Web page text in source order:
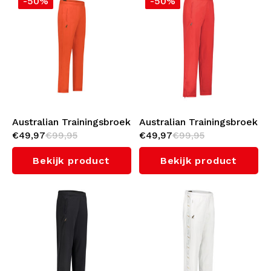
Australian Trainingsbroek
2.0 (Lava)
€49,97€99,95
Bekijk product
Australian Trainingsbroek
2.0 (Bright Red)
€49,97€99,95
Bekijk product